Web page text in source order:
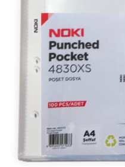
Lavete și bureți
Mănuși
Odorizante cameră/auto
Odorizante toaletă
Pahare și accesorii
Saci menajeri
Detergenți și balsam de rufe
Servețele umede
Plicuri
Tipizate
Tuș & more